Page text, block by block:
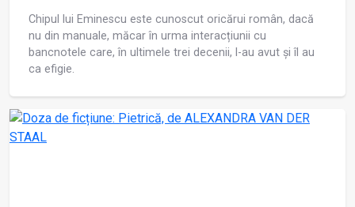
Chipul lui Eminescu este cunoscut oricărui român, dacă
nu din manuale, măcar în urma interacțiunii cu
bancnotele care, în ultimele trei decenii, l-au avut și îl au
ca efigie.